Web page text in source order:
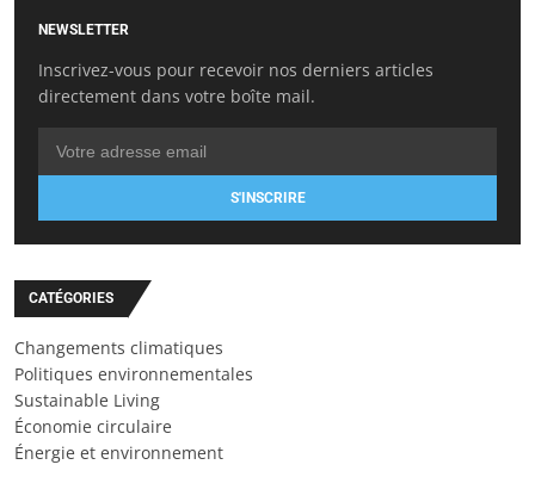
NEWSLETTER
Inscrivez-vous pour recevoir nos derniers articles
directement dans votre boîte mail.
S'INSCRIRE
CATÉGORIES
Changements climatiques
Politiques environnementales
Sustainable Living
Économie circulaire
Énergie et environnement